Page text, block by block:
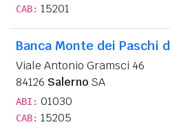
CAB: 15201
Banca Monte dei Paschi
Viale Antonio Gramsci 46
84126 Salerno SA
ABI: 01030
CAB: 15205